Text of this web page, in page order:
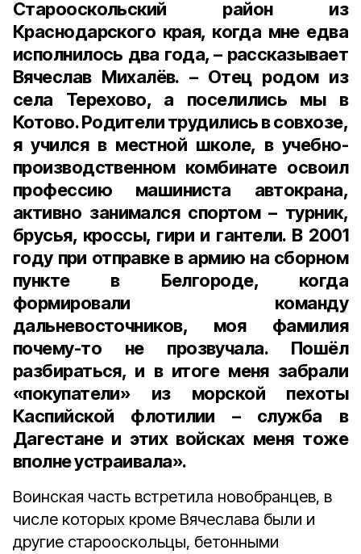
Старооскольский район из
Краснодарского края, когда мне едва
исполнилось два года, – рассказывает
Вячеслав Михалёв. – Отец родом из
села Терехово, а поселились мы в
Котово. Родители трудились в совхозе,
я учился в местной школе, в учебно-
производственном комбинате освоил
профессию машиниста автокрана,
активно занимался спортом – турник,
брусья, кроссы, гири и гантели. В 2001
году при отправке в армию на сборном
пункте в Белгороде, когда
формировали команду
дальневосточников, моя фамилия
почему-то не прозвучала. Пошёл
разбираться, и в итоге меня забрали
«покупатели» из морской пехоты
Каспийской флотилии – служба в
Дагестане и этих войсках меня тоже
вполне устраивала».
Воинская часть встретила новобранцев, в
числе которых кроме Вячеслава были и
другие старооскольцы, бетонными